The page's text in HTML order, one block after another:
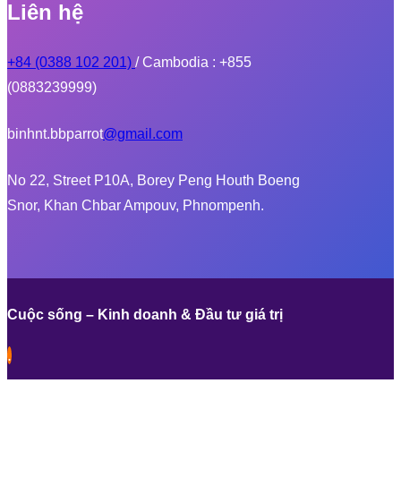
Liên hệ
+84 (0388 102 201) / Cambodia : +855
(0883239999)
binhnt.bbparrot@gmail.com
No 22, Street P10A, Borey Peng Houth Boeng
Snor, Khan Chbar Ampouv, Phnompenh.
Cuộc sống – Kinh doanh & Đầu tư giá trị
.